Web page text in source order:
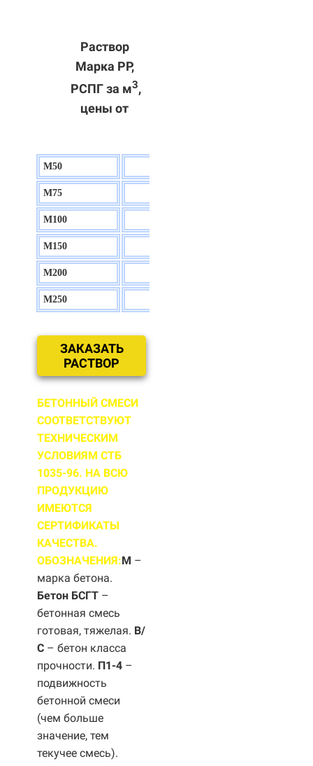
Раствор
Марка РР,
РСПГ за м3,
цены от
М50
М75
М100
М150
М200
М250
ЗАКАЗАТЬ
РАСТВОР
БЕТОННЫЙ СМЕСИ
СООТВЕТСТВУЮТ
ТЕХНИЧЕСКИМ
УСЛОВИЯМ СТБ
1035-96. НА ВСЮ
ПРОДУКЦИЮ
ИМЕЮТСЯ
СЕРТИФИКАТЫ
КАЧЕСТВА.
ОБОЗНАЧЕНИЯ:М –
марка бетона.
Бетон БСГТ –
бетонная смесь
готовая, тяжелая. B/
С – бетон класса
прочности. П1-4 –
подвижность
бетонной смеси
(чем больше
значение, тем
текучее смесь).